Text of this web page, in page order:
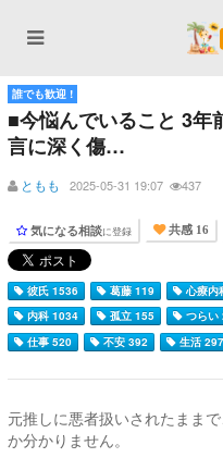
誰でも歓迎 !
■今悩んでいること 3年
言に深く傷…
ともも 2025-05-31 19:07 437
気になる相談に登録 共感 16
彼氏 1536 葛藤 119 心療内
内科 1034
孤立 155 つらい
仕事 520
不安 392 生活 297
元推しに悪者扱いされたまま
か分かりません。